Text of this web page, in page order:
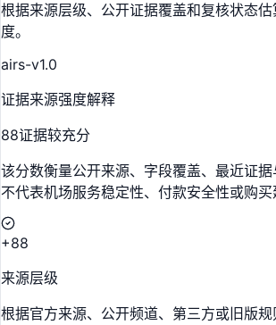
根据来源层级、公开证据覆盖和复核状态
度。
airs-v1.0
证据来源强度解释
88证据较充分
该分数衡量公开来源、字段覆盖、最近证
不代表机场服务稳定性、付款安全性或购买
+88
来源层级
根据官方来源、公开频道、第三方或旧版